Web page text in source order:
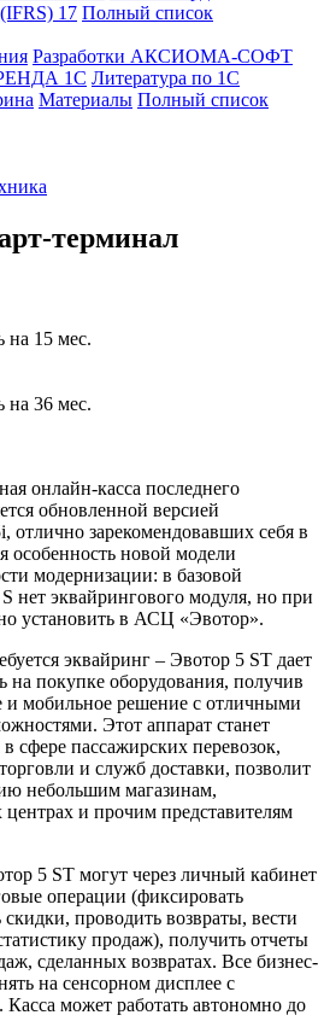
17 Полный список
Разработки АКСИОМА-СОФТ
1С Литература по 1С
Материалы Полный список
терминал
на 15 мес.
на 36 мес.
онлайн-касса последнего
обновленной версией
отлично зарекомендовавших себя в
особенность новой модели
модернизации: в базовой
нет эквайрингового модуля, но при
установить в АСЦ «Эвотор».
эквайринг – Эвотор 5 ST дает
на покупке оборудования, получив
и мобильное решение с отличными
Этот аппарат станет
пассажирских перевозок,
и служб доставки, позволит
небольшим магазинам,
центрах и прочим представителям
5 ST могут через личный кабинет
операции (фиксировать
проводить возвраты, вести
продаж), получить отчеты
сделанных возвратах. Все бизнес-
на сенсорном дисплее с
может работать автономно до